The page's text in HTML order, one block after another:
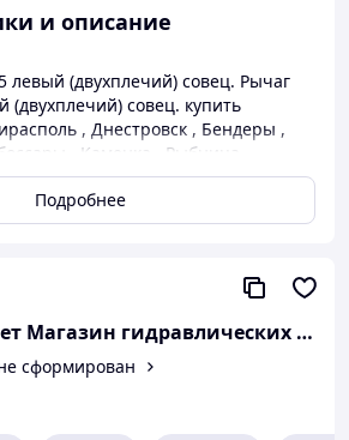
и описание
левый (двухплечий) совец. Рычаг
(двухплечий) совец. купить
, Днестровск , Бендеры ,
, Каменка , Рыбница ,
Подробнее
Магазин гидравлических
сформирован